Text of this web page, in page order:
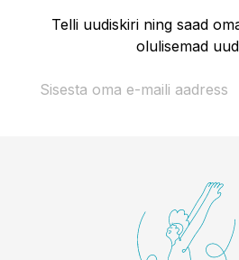
Telli uudiskiri ning saad
olulisemad